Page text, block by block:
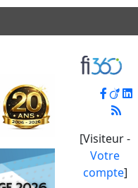
[Visiteur -
Votre
compte]